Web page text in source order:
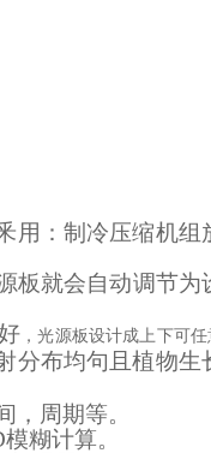
用：制冷压缩机组
板就会自动调节为
，光源板设计成上下可任
分布均句且植物生
周期等。
模糊计算。